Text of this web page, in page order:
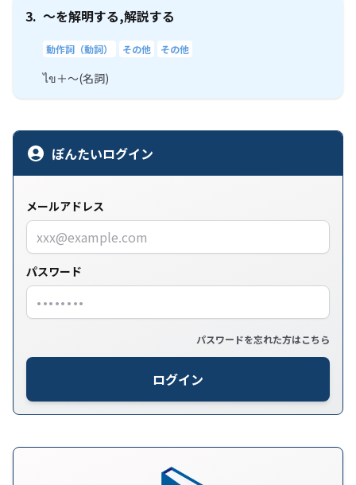
3. ～を解明する,解説する
動作詞（動詞） その他 その他
ไข＋～(名詞)
ぽんたいログイン
メールアドレス
パスワード
パスワードを忘れた方はこちら
ログイン